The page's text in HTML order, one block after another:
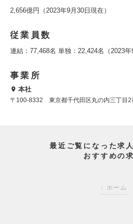
2,656億円（2023年9月30日現在）
従業員数
連結：77,468名 単独：22,424名（2023年
事業所
本社
〒100-8332 東京都千代田区丸の内三丁目2
最近ご覧になった求
おすすめの
ホーム